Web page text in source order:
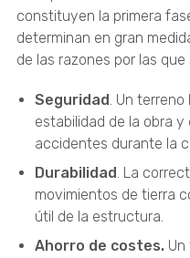
constituyen la primera
determinan en gran
de las razones por las
Seguridad. Un
estabilidad de la obra y
accidentes durante la
Durabilidad. La
movimientos de tierra
útil de la estructura.
Ahorro de costes.Un